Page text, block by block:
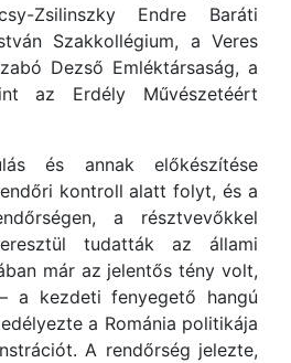
Zsilinszky Endre Baráti
Szakkollégium, a Veres
Dezső Emléktársaság, a
az Erdély Művészetéért
és annak előkészítése
kontroll alatt folyt, és a
a résztvevőkkel
tudatták az állami
már az jelentős tény volt,
a kezdeti fenyegető hangú
a Románia politikája
A rendőrség jelezte,